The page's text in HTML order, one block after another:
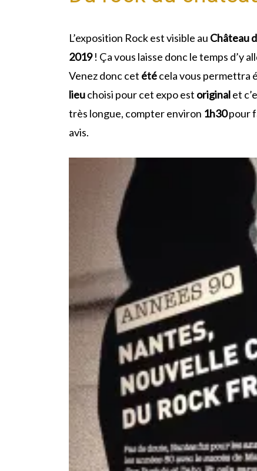
L’exposition Rock est visible au Château
2019! Ça vous laisse donc le temps d’y
Venez donc cet étécela vous permettra
lieuchoisi pour cet expo est originalet
très longue, compter environ 1h30pour
avis.